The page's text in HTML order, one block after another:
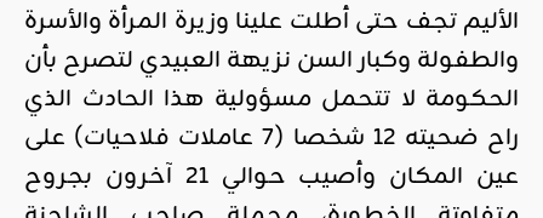
الأليم تجف حتى أطلت علينا وزيرة المرأة والأسرة
والطفولة وكبار السن نزيهة العبيدي لتصرح بأن
الحكومة لا تتحمل مسؤولية هذا الحادث الذي
راح ضحيته 12 شخصا (7 عاملات فلاحيات) على
عين المكان وأصيب حوالي 21 آخرون بجروح